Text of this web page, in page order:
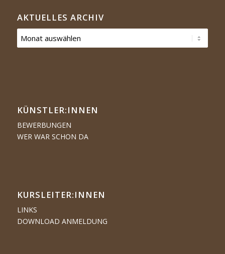
AKTUELLES ARCHIV
KÜNSTLER:­­INNEN
BEWERBUNGEN
WER WAR SCHON DA
KURSLEITER:INNEN
LINKS
DOWNLOAD ANMELDUNG